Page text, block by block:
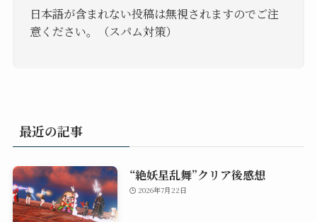
日本語が含まれない投稿は無視されますのでご注
意ください。（スパム対策）
最近の記事
“絶妖星乱舞”クリア後感想
2026年7月22日